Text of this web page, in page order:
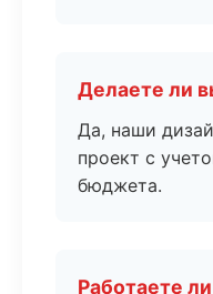
Делаете ли
Да, наши
проект с
бюджета.
Работаете